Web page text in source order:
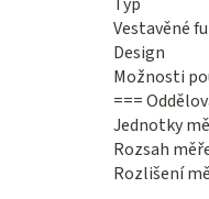
Typ
Vestavěné
Design
Možnosti
===
Jednotky
Rozsah
Rozlišení